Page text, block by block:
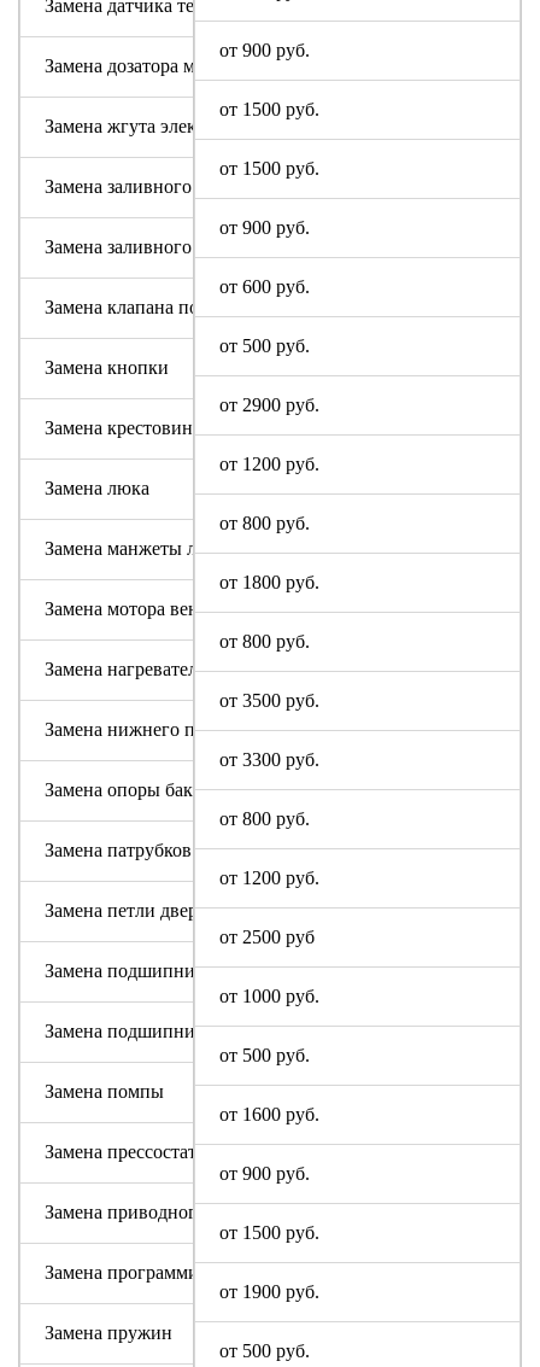
от 900 руб.
от 1500 руб.
от 1500 руб.
от 900 руб.
от 600 руб.
от 500 руб.
от 2900 руб.
от 1200 руб.
от 800 руб.
от 1800 руб.
от 800 руб.
от 3500 руб.
от 3300 руб.
от 800 руб.
от 1200 руб.
от 2500 руб
от 1000 руб.
от 500 руб.
от 1600 руб.
от 900 руб.
от 1500 руб.
от 1900 руб.
от 500 руб.
Замена датчика температуры или термостата
Замена дозатора моющих средств
Замена жгута электропроводки
Замена заливного клапана (КЭНа)
Замена заливного шланга
Замена клапана подачи воды
Замена кнопки
Замена крестовины
Замена люка
Замена манжеты люка
Замена мотора вентилятора сушки
Замена нагревательного элемента (тена)
Замена нижнего противовеса
Замена опоры бака
Замена патрубков (сливных, заливных)
Замена петли дверцы
Замена подшипника
Замена подшипникового узла
Замена помпы
Замена прессостата (датчика уровня)
Замена приводного ремня Сони
Замена программируемого модуля на новый
Замена пружин